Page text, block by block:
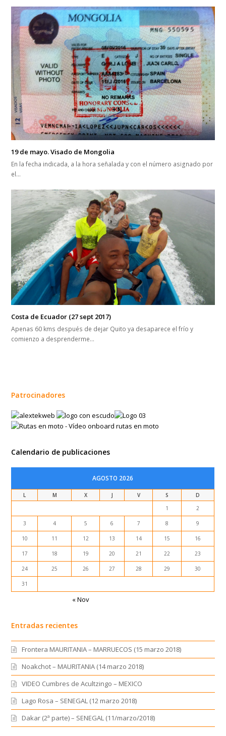
19 de mayo. Visado de Mongolia
En la fecha indicada, a la hora señalada y con el número asignado por
el…
Costa de Ecuador (27 sept 2017)
Apenas 60 kms después de dejar Quito ya desaparece el frío y
comienzo a desprenderme…
Patrocinadores
Calendario de publicaciones
AGOSTO 2026
L M X J V S
D
1
2
3 4 5 6 7 8 9
10 11 12 13 14 15 16
17 18 19 20 21 22 23
24 25 26 27 28 29 30
31
« Nov
Entradas recientes
Frontera MAURITANIA – MARRUECOS (15 marzo 2018)
Noakchot – MAURITANIA (14 marzo 2018)
VIDEO Cumbres de Acultzingo – MEXICO
Lago Rosa – SENEGAL (12 marzo 2018)
Dakar (2ª parte) – SENEGAL (11/marzo/2018)